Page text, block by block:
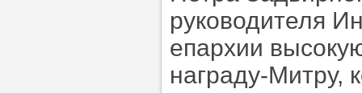
руководителя
епархии
награду-Митру,